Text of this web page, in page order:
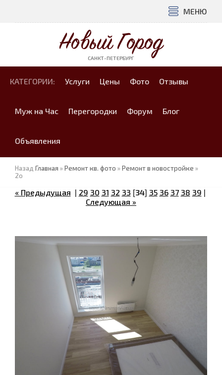
МЕНЮ
Новый Город
САНКТ-ПЕТЕРБУРГ
КАТЕГОРИИ: Услуги Цены Фото Отзывы
Муж на Час Перегородки Форум Блог
Объявления
Назад Главная »Ремонт кв. фото »Ремонт в новостройке »
2o
« Предыдущая | 29 30 31 32 33 [34] 35 36 37 38 39 |
Следующая »